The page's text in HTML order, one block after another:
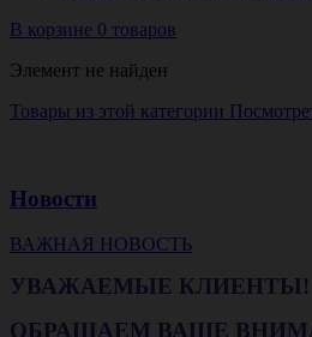
В корзине 0 товаров
Элемент не найден
Товары из этой категории
Новости
ВАЖНАЯ НОВОСТЬ
УВАЖАЕМЫЕ КЛИЕНТЫ!
ОБРАЩАЕМ ВАШЕ